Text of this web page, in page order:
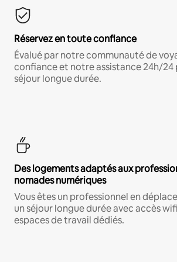
Réservez en toute confiance
Évalué par notre communauté de
confiance et notre assistance 24h/
séjour longue durée.
Des logements adaptés aux
nomades numériques
Vous êtes un professionnel en
un séjour longue durée avec accès
espaces de travail dédiés.